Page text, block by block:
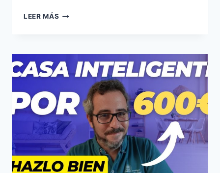
LEER MÁS COSTO
ELÉCTRICA
COMPLETA
EN
BARCELONA